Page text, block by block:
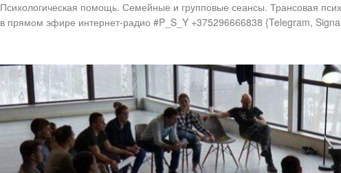
Психологическая помощь. Семейные и групповые сеансы. Трансовая
в прямом эфире интернет-радио #P_S_Y +375296666838 {Telegram,